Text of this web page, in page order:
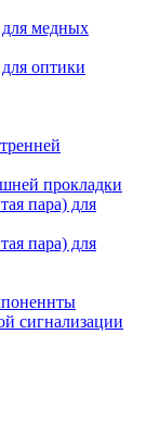
для медных
оптики
прокладки
пара) для
пара) для
сигнализации